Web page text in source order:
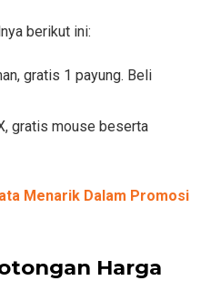
berikut ini:
gratis 1 payung. Beli
gratis mouse beserta
Menarik Dalam Promosi
Harga